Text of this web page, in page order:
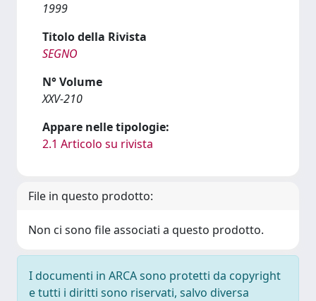
1999
Titolo della Rivista
SEGNO
N° Volume
XXV-210
Appare nelle tipologie:
2.1 Articolo su rivista
File in questo prodotto:
Non ci sono file associati a questo prodotto.
I documenti in ARCA sono protetti da copyright
e tutti i diritti sono riservati, salvo diversa